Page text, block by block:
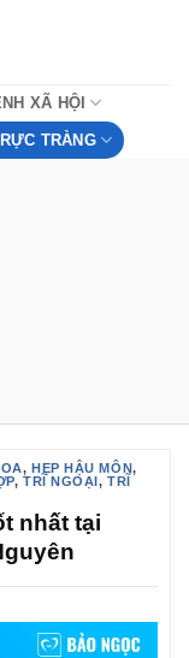
XÃ HỘI
TRÀNG
, HẸP HẬU MÔN,
, TRĨ NGOẠI,TRĨ
nhất tại